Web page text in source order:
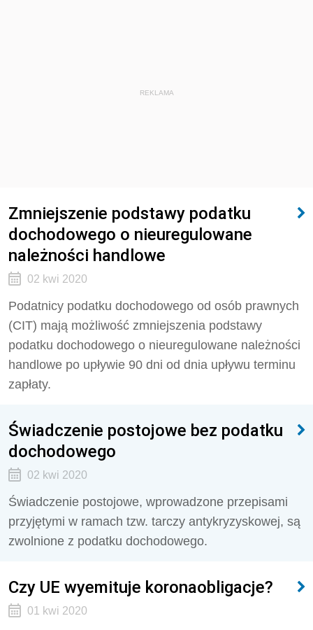
REKLAMA
Zmniejszenie podstawy podatku
dochodowego o nieuregulowane
należności handlowe
02 kwi 2020
Podatnicy podatku dochodowego od osób prawnych
(CIT) mają możliwość zmniejszenia podstawy
podatku dochodowego o nieuregulowane należności
handlowe po upływie 90 dni od dnia upływu terminu
zapłaty.
Świadczenie postojowe bez podatku
dochodowego
02 kwi 2020
Świadczenie postojowe, wprowadzone przepisami
przyjętymi w ramach tzw. tarczy antykryzyskowej, są
zwolnione z podatku dochodowego.
Czy UE wyemituje koronaobligacje?
01 kwi 2020